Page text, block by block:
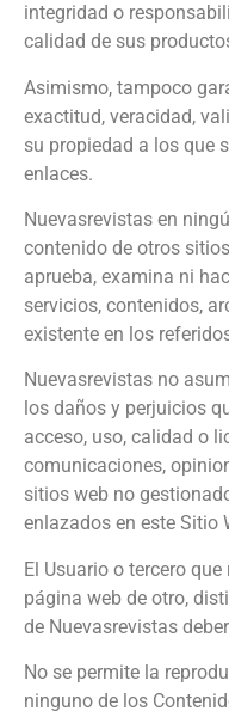
integridad o
calidad de sus
Asimismo, tampoco
exactitud, veracidad,
su propiedad a los que
enlaces.
Nuevasrevistas en
contenido de otros
aprueba, examina ni
servicios, contenidos,
existente en los
Nuevasrevistas no
los daños y perjuicios
acceso, uso, calidad o
comunicaciones,
sitios web no
enlazados en este Sitio
El Usuario o tercero
página web de otro,
de Nuevasrevistas
No se permite la
ninguno de los